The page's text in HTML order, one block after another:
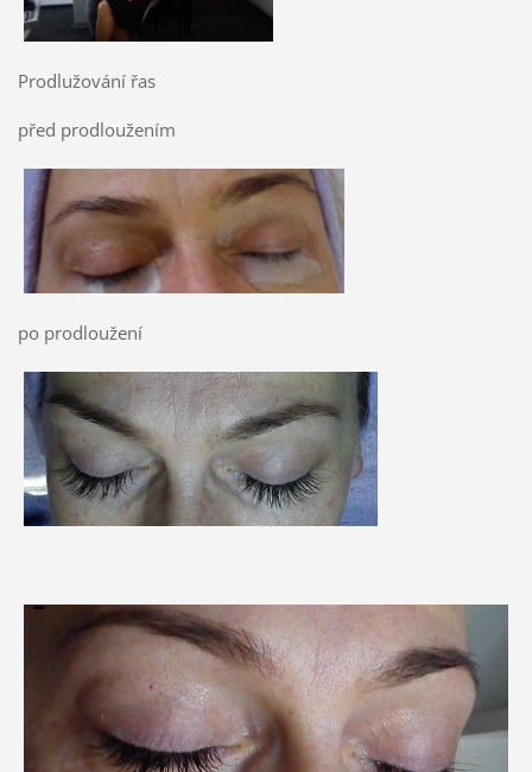
Prodlužování řas
před prodloužením
po prodloužení